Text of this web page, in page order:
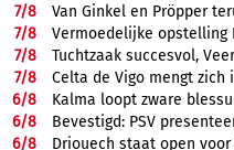
7/8
Van Ginkel en Pröpper
7/8
Vermoedelijke opstelling
7/8
Tuchtzaak succesvol,
7/8
Celta de Vigo mengt
6/8
Kalma loopt zware
6/8
Bevestigd: PSV
6/8
Driouech staat open